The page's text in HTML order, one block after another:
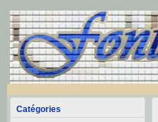
Catégories